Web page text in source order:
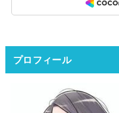
プロフィール